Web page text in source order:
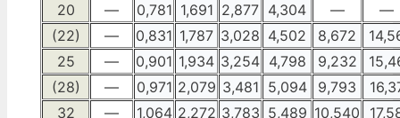
20
— 0,781 1,691 2,877 4,304 —
—
(22)
— 0,831 1,787 3,028 4,502 8,672
25
— 0,901 1,934 3,254 4,798 9,232
(28)
— 0,971 2,079 3,481 5,094 9,793
32
— 1,064 2,272 3,783 5,489 10,540